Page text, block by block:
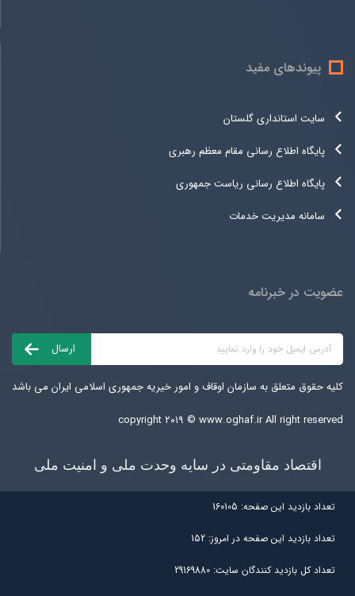
پیوندهای مفید
سایت استانداری گلستان
پایگاه اطلاع رسانی مقام معظم رهبری
پایگاه اطلاع رسانی ریاست جمهوری
سامانه مدیریت خدمات
عضویت در خبرنامه
کلیه حقوق متعلق به سازمان اوقاف و امور خیریه جمهوری اسلامی ایران می باشد
copyright ۲۰۱۹ © www.oghaf.irAll right reserved
اقتصاد مقاومتی در سایه وحدت ملی و امنیت ملی
تعداد بازديد اين صفحه: 160105
تعداد بازديد اين صفحه در امروز: 152
تعداد کل بازديد کنندگان سايت: 29169880